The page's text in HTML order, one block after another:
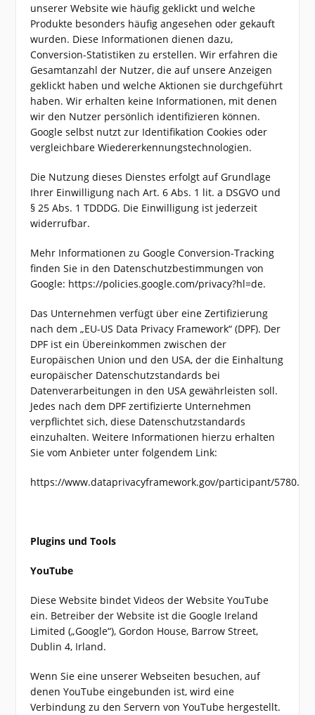
unserer Website wie häufig geklickt und welche
Produkte besonders häufig angesehen oder gekauft
wurden. Diese Informationen dienen dazu,
Conversion-Statistiken zu erstellen. Wir erfahren die
Gesamtanzahl der Nutzer, die auf unsere Anzeigen
geklickt haben und welche Aktionen sie durchgeführt
haben. Wir erhalten keine Informationen, mit denen
wir den Nutzer persönlich identifizieren können.
Google selbst nutzt zur Identifikation Cookies oder
vergleichbare Wiedererkennungstechnologien.
Die Nutzung dieses Dienstes erfolgt auf Grundlage
Ihrer Einwilligung nach Art. 6 Abs. 1 lit. a DSGVO und
§ 25 Abs. 1 TDDDG. Die Einwilligung ist jederzeit
widerrufbar.
Mehr Informationen zu Google Conversion-Tracking
finden Sie in den Datenschutzbestimmungen von
Google: https://policies.google.com/privacy?hl=de.
Das Unternehmen verfügt über eine Zertifizierung
nach dem „EU-US Data Privacy Framework“ (DPF). Der
DPF ist ein Übereinkommen zwischen der
Europäischen Union und den USA, der die Einhaltung
europäischer Datenschutzstandards bei
Datenverarbeitungen in den USA gewährleisten soll.
Jedes nach dem DPF zertifizierte Unternehmen
verpflichtet sich, diese Datenschutzstandards
einzuhalten. Weitere Informationen hierzu erhalten
Sie vom Anbieter unter folgendem Link:
https://www.dataprivacyframework.gov/participant/5780.
Plugins und Tools
YouTube
Diese Website bindet Videos der Website YouTube
ein. Betreiber der Website ist die Google Ireland
Limited („Google“), Gordon House, Barrow Street,
Dublin 4, Irland.
Wenn Sie eine unserer Webseiten besuchen, auf
denen YouTube eingebunden ist, wird eine
Verbindung zu den Servern von YouTube hergestellt.